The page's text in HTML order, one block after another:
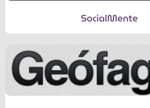
SocialMente